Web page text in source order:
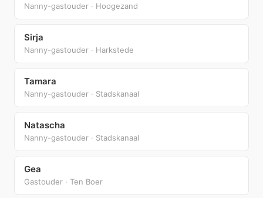
Nanny-gastouder · Hoogezand
Sirja
Nanny-gastouder · Harkstede
Tamara
Nanny-gastouder · Stadskanaal
Natascha
Nanny-gastouder · Stadskanaal
Gea
Gastouder · Ten Boer